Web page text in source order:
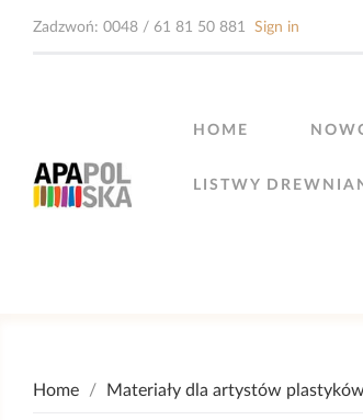
Zadzwoń: 0048 / 61 81 50 881 Sign in
HOME
LISTWY
Home Materiały dla artystów plastyków